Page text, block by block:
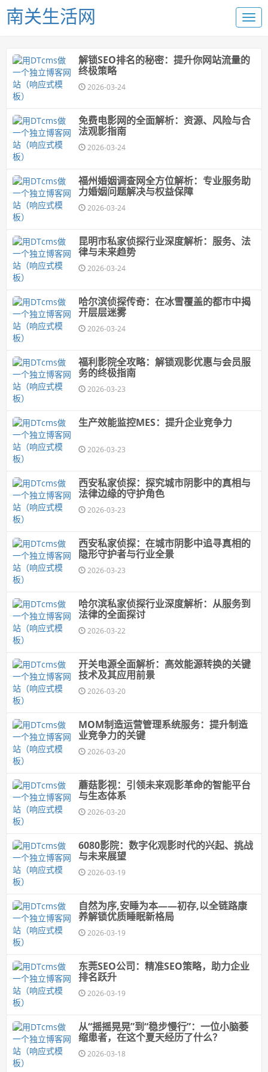
南关生活网
解锁SEO排名的秘密：提升你网站流量的
终极策略
2026-03-24
免费电影网的全面解析：资源、风险与合
法观影指南
2026-03-24
福州婚姻调查网全方位解析：专业服务助
力婚姻问题解决与权益保障
2026-03-24
昆明市私家侦探行业深度解析：服务、法
律与未来趋势
2026-03-24
哈尔滨侦探传奇：在冰雪覆盖的都市中揭
开层层迷雾
2026-03-24
福利影院全攻略：解锁观影优惠与会员服
务的终极指南
2026-03-23
生产效能监控MES：提升企业竞争力
2026-03-23
西安私家侦探：探究城市阴影中的真相与
法律边缘的守护角色
2026-03-23
西安私家侦探：在城市阴影中追寻真相的
隐形守护者与行业全景
2026-03-23
哈尔滨私家侦探行业深度解析：从服务到
法律的全面探讨
2026-03-22
开关电源全面解析：高效能源转换的关键
技术及其应用前景
2026-03-20
MOM制造运营管理系统服务：提升制造
业竞争力的关键
2026-03-20
蘑菇影视：引领未来观影革命的智能平台
与生态体系
2026-03-20
6080影院：数字化观影时代的兴起、挑战
与未来展望
2026-03-19
自然为序,安睡为本——初存,以全链路康
养解锁优质睡眠新格局
2026-03-19
东莞SEO公司：精准SEO策略，助力企业
排名跃升
2026-03-19
从“摇摇晃晃”到“稳步慢行”：一位小脑萎
缩患者，在这个夏天经历了什么？
2026-03-18